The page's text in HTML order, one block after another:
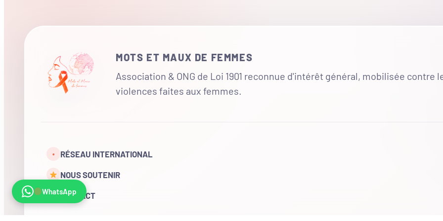
MOTS ET MAUX DE FEMMES
Association & ONG de Loi 1901 reconnue d'intérêt général, mobilisée contre
violences faites aux femmes.
• RÉSEAU INTERNATIONAL
NOUS SOUTENIR
CONTACT
WhatsApp